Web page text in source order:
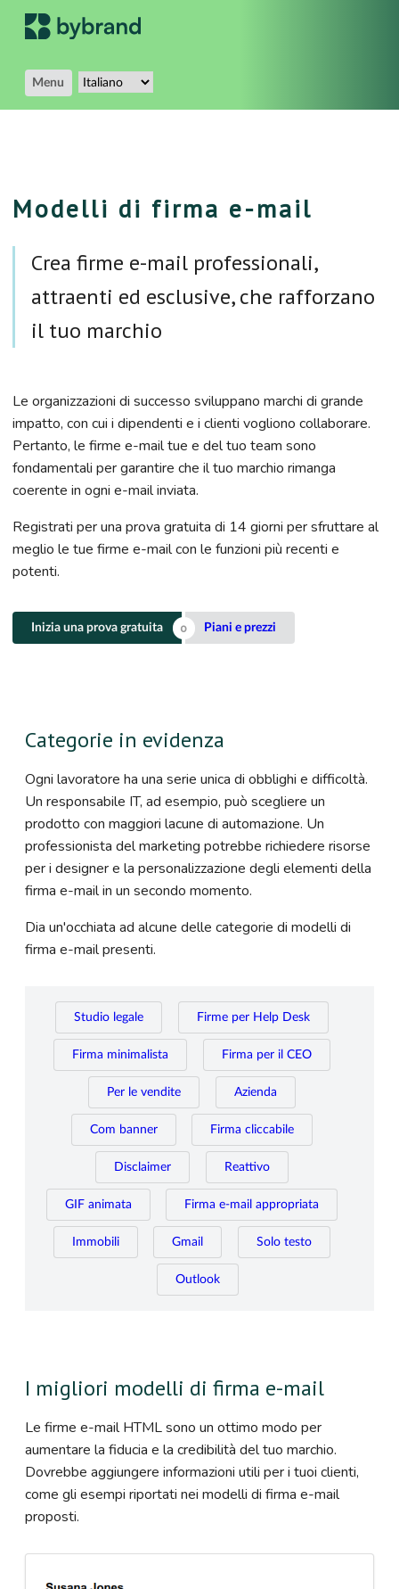
Menu
Modelli di firma e-mail
Crea firme e-mail professionali,
attraenti ed esclusive, che rafforzano
il tuo marchio
Le organizzazioni di successo sviluppano marchi di grande
impatto, con cui i dipendenti e i clienti vogliono collaborare.
Pertanto, le firme e-mail tue e del tuo team sono
fondamentali per garantire che il tuo marchio rimanga
coerente in ogni e-mail inviata.
Registrati per una prova gratuita di 14 giorni per sfruttare al
meglio le tue firme e-mail con le funzioni più recenti e
potenti.
Inizia una prova gratuita Piani e prezzi
Categorie in evidenza
Ogni lavoratore ha una serie unica di obblighi e difficoltà.
Un responsabile IT, ad esempio, può scegliere un
prodotto con maggiori lacune di automazione. Un
professionista del marketing potrebbe richiedere risorse
per i designer e la personalizzazione degli elementi della
firma e-mail in un secondo momento.
Dia un'occhiata ad alcune delle categorie di modelli di
firma e-mail presenti.
Studio legale Firme per Help Desk
Firma minimalista Firma per il CEO
Per le vendite Azienda
Com banner Firma cliccabile
Disclaimer Reattivo
GIF animata Firma e-mail appropriata
Immobili Gmail Solo testo
Outlook
I migliori modelli di firma e-mail
Le firme e-mail HTML sono un ottimo modo per
aumentare la fiducia e la credibilità del tuo marchio.
Dovrebbe aggiungere informazioni utili per i tuoi clienti,
come gli esempi riportati nei modelli di firma e-mail
proposti.